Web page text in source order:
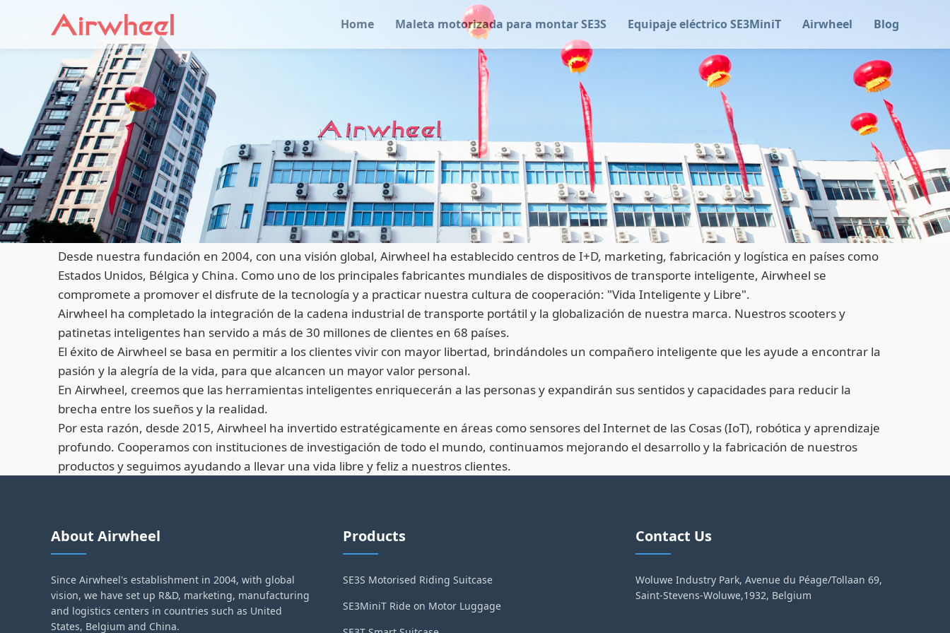
Home Maleta motorizada para montar SE3S Equipaje eléctrico SE3MiniT Airwheel Blog
Desde nuestra fundación en 2004, con una visión global, Airwheel ha establecido centros de I+D, marketing, fabricación y logística en países como
Estados Unidos, Bélgica y China. Como uno de los principales fabricantes mundiales de dispositivos de transporte inteligente, Airwheel se
compromete a promover el disfrute de la tecnología y a practicar nuestra cultura de cooperación: "Vida Inteligente y Libre".
Airwheel ha completado la integración de la cadena industrial de transporte portátil y la globalización de nuestra marca. Nuestros scooters y
patinetas inteligentes han servido a más de 30 millones de clientes en 68 países.
El éxito de Airwheel se basa en permitir a los clientes vivir con mayor libertad, brindándoles un compañero inteligente que les ayude a encontrar la
pasión y la alegría de la vida, para que alcancen un mayor valor personal.
En Airwheel, creemos que las herramientas inteligentes enriquecerán a las personas y expandirán sus sentidos y capacidades para reducir la
brecha entre los sueños y la realidad.
Por esta razón, desde 2015, Airwheel ha invertido estratégicamente en áreas como sensores del Internet de las Cosas (IoT), robótica y aprendizaje
profundo. Cooperamos con instituciones de investigación de todo el mundo, continuamos mejorando el desarrollo y la fabricación de nuestros
productos y seguimos ayudando a llevar una vida libre y feliz a nuestros clientes.
About Airwheel
Since Airwheel's establishment in 2004, with global
vision, we have set up R&D, marketing, manufacturing
and logistics centers in countries such as United
States, Belgium and China.
Products
SE3S Motorised Riding Suitcase
SE3MiniT Ride on Motor Luggage
Contact Us
Woluwe Industry Park, Avenue du Péage/Tollaan 69,
Saint-Stevens-Woluwe,1932, Belgium